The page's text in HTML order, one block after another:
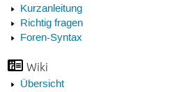
Kurzanleitung
Richtig fragen
Foren-Syntax
Wiki
Übersicht